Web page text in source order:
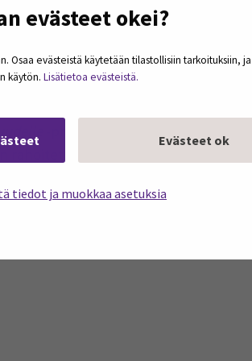
evästeet okei?
Osaa evästeistä käytetään tilastollisiin tarkoituksiin,
käytön. Lisätietoa evästeistä.
Evästeet ok
tiedot ja muokkaa asetuksia
2020 loppuun. Kun yrityksesi